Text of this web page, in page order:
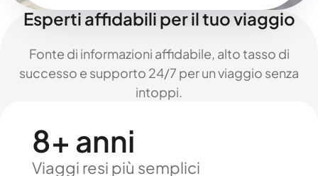
Esperti affidabili per il tuo viaggio
Fonte di informazioni affidabile, alto tasso di
successo e supporto 24/7 per un viaggio senza
intoppi.
8+ anni
Viaggi resi più semplici